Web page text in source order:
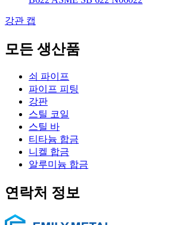
강관 캡
모든 생산품
쇠 파이프
파이프 피팅
강판
스틸 코일
스틸 바
티타늄 합금
니켈 합금
알루미늄 합금
연락처 정보